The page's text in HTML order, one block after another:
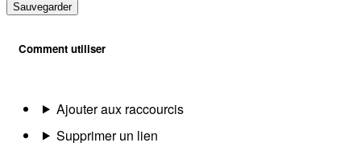
Sauvegarder
Comment utiliser
Ajouter aux raccourcis
Supprimer un lien